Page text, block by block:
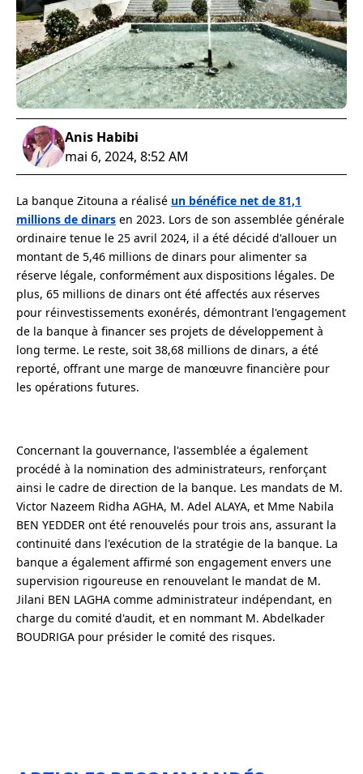
Anis Habibi
mai 6, 2024, 8:52 AM
La banque Zitouna a réalisé un bénéfice net de 81,1
millions de dinars en 2023. Lors de son assemblée générale
ordinaire tenue le 25 avril 2024, il a été décidé d'allouer un
montant de 5,46 millions de dinars pour alimenter sa
réserve légale, conformément aux dispositions légales. De
plus, 65 millions de dinars ont été affectés aux réserves
pour réinvestissements exonérés, démontrant l'engagement
de la banque à financer ses projets de développement à
long terme. Le reste, soit 38,68 millions de dinars, a été
reporté, offrant une marge de manœuvre financière pour
les opérations futures.
Concernant la gouvernance, l'assemblée a également
procédé à la nomination des administrateurs, renforçant
ainsi le cadre de direction de la banque. Les mandats de M.
Victor Nazeem Ridha AGHA, M. Adel ALAYA, et Mme Nabila
BEN YEDDER ont été renouvelés pour trois ans, assurant la
continuité dans l'exécution de la stratégie de la banque. La
banque a également affirmé son engagement envers une
supervision rigoureuse en renouvelant le mandat de M.
Jilani BEN LAGHA comme administrateur indépendant, en
charge du comité d'audit, et en nommant M. Abdelkader
BOUDRIGA pour présider le comité des risques.